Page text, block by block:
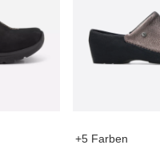
+5 Farben